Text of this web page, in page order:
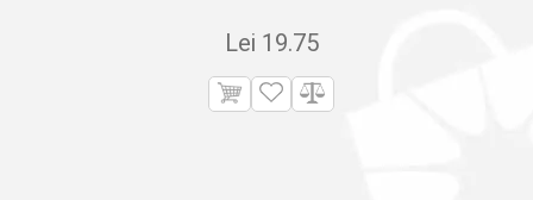
Lei 19.75